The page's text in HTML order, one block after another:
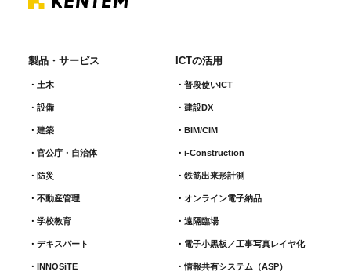
製品・サービス
土木
設備
建築
官公庁・自治体
防災
不動産管理
学校教育
デキスパート
INNOSiTE
ICTの活用
普段使いICT
建設DX
BIM/CIM
i-Construction
鉄筋出来形計測​
オンライン電子納品
遠隔臨場
電子小黒板／工事写真レイヤ化
情報共有システム（ASP）